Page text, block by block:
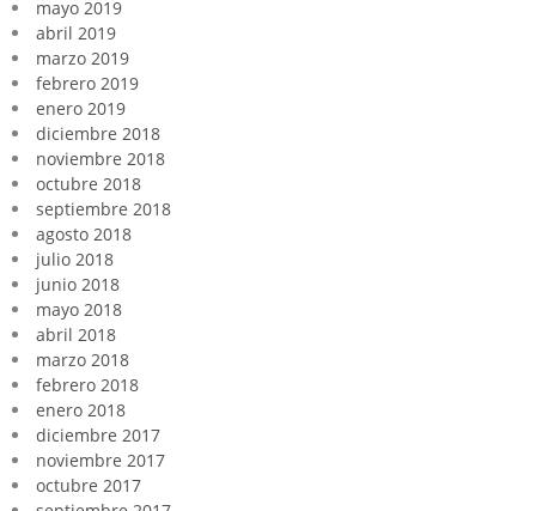
mayo 2019
abril 2019
marzo 2019
febrero 2019
enero 2019
diciembre 2018
noviembre 2018
octubre 2018
septiembre 2018
agosto 2018
julio 2018
junio 2018
mayo 2018
abril 2018
marzo 2018
febrero 2018
enero 2018
diciembre 2017
noviembre 2017
octubre 2017